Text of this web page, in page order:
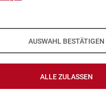
AUSWAHL BESTÄTIGEN
ALLE ZULASSEN
er­höh­ten Ni­veau.
Mo­nats­be­richt